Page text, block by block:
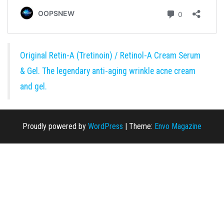
Original Retin-A (Tretinoin) / Retinol-A Cream Serum
& Gel. The legendary anti-aging wrinkle acne cream
and gel.
Proudly powered by WordPress | Theme: Envo Magazine